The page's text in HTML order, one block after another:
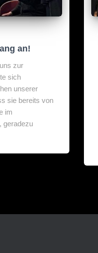
an!
zur
sich
unserer
sie bereits von
im
geradezu